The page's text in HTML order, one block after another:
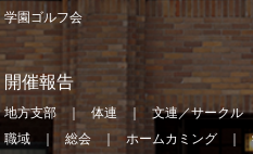
学園ゴルフ会
開催報告
地方支部 体連 文連／サークル
職域
総会 ホームカミング